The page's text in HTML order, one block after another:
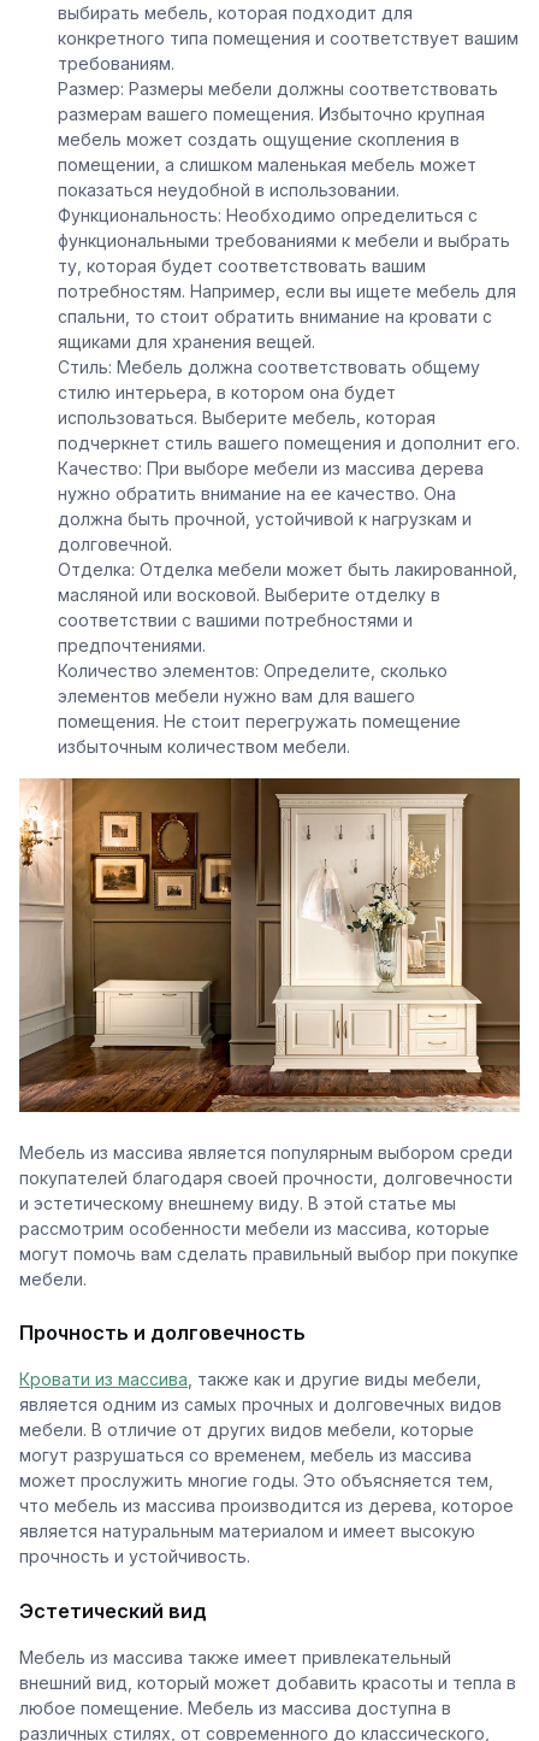
выбирать мебель, которая подходит для
конкретного типа помещения и соответствует вашим
требованиям.
Размер: Размеры мебели должны соответствовать
размерам вашего помещения. Избыточно крупная
мебель может создать ощущение скопления в
помещении, а слишком маленькая мебель может
показаться неудобной в использовании.
Функциональность: Необходимо определиться с
функциональными требованиями к мебели и выбрать
ту, которая будет соответствовать вашим
потребностям. Например, если вы ищете мебель для
спальни, то стоит обратить внимание на кровати с
ящиками для хранения вещей.
Стиль: Мебель должна соответствовать общему
стилю интерьера, в котором она будет
использоваться. Выберите мебель, которая
подчеркнет стиль вашего помещения и дополнит его.
Качество: При выборе мебели из массива дерева
нужно обратить внимание на ее качество. Она
должна быть прочной, устойчивой к нагрузкам и
долговечной.
Отделка: Отделка мебели может быть лакированной,
масляной или восковой. Выберите отделку в
соответствии с вашими потребностями и
предпочтениями.
Количество элементов: Определите, сколько
элементов мебели нужно вам для вашего
помещения. Не стоит перегружать помещение
избыточным количеством мебели.
Мебель из массива является популярным выбором среди
покупателей благодаря своей прочности, долговечности
и эстетическому внешнему виду. В этой статье мы
рассмотрим особенности мебели из массива, которые
могут помочь вам сделать правильный выбор при покупке
мебели.
Прочность и долговечность
Кровати из массива , также как и другие виды мебели,
является одним из самых прочных и долговечных видов
мебели. В отличие от других видов мебели, которые
могут разрушаться со временем, мебель из массива
может прослужить многие годы. Это объясняется тем,
что мебель из массива производится из дерева, которое
является натуральным материалом и имеет высокую
прочность и устойчивость.
Эстетический вид
Мебель из массива также имеет привлекательный
внешний вид, который может добавить красоты и тепла в
любое помещение. Мебель из массива доступна в
различных стилях, от современного до классического,